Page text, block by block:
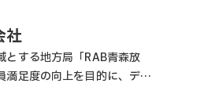
社
とする地方局「RAB青森放
満足度の向上を目的に、デジ